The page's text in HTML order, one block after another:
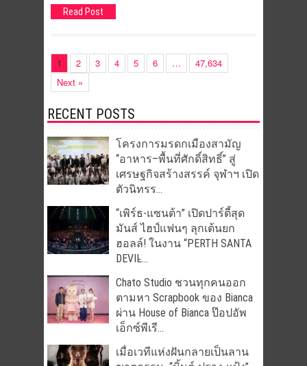
Read Post
1 2 3 4 5 6 …
47,634
Next »
RECENT POSTS
โครงการมรดกเมืองสามัญ
“อาหาร–พื้นที่ศักดิ์สิทธิ์” สู่
เศรษฐกิจสร้างสรรค์ จุฬาฯ เปิด
ตัวนิทรร...
“เพิร์ธ-แซนต้า” เปิดปาร์ตี้สุด
มันส์ ไฮป์แฟนๆ ลุกเต้นยก
ฮอลล์! ในงาน “PERTH SANTA
DEVIL̵...
Chato Studio ชวนทุกคนออก
ตามหา Scrapbook ของ Bianca
ผ่าน House of Bianca ป๊อปอัพ
เอ็กซ์พีเรี...
เมื่อเวทีแห่งฝันกลายเป็นลาน